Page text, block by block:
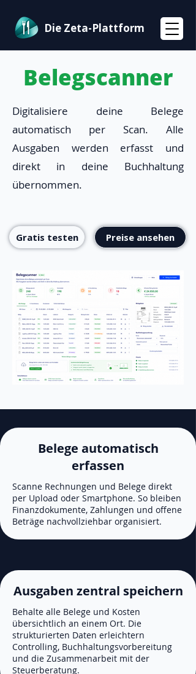
Die Zeta-Plattform
Belegscanner
Digitalisiere deine Belege
automatisch per Scan. Alle
Ausgaben werden erfasst und
direkt in deine Buchhaltung
übernommen.
Gratis testen Preise ansehen
Belege automatisch
erfassen
Scanne Rechnungen und Belege direkt
per Upload oder Smartphone. So bleiben
Finanzdokumente, Zahlungen und offene
Beträge nachvollziehbar organisiert.
Ausgaben zentral speichern
Behalte alle Belege und Kosten
übersichtlich an einem Ort. Die
strukturierten Daten erleichtern
Controlling, Buchhaltungsvorbereitung
und die Zusammenarbeit mit der
Steuerberatung.